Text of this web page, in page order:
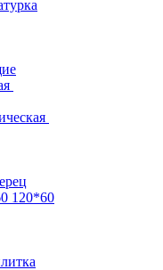
120*60